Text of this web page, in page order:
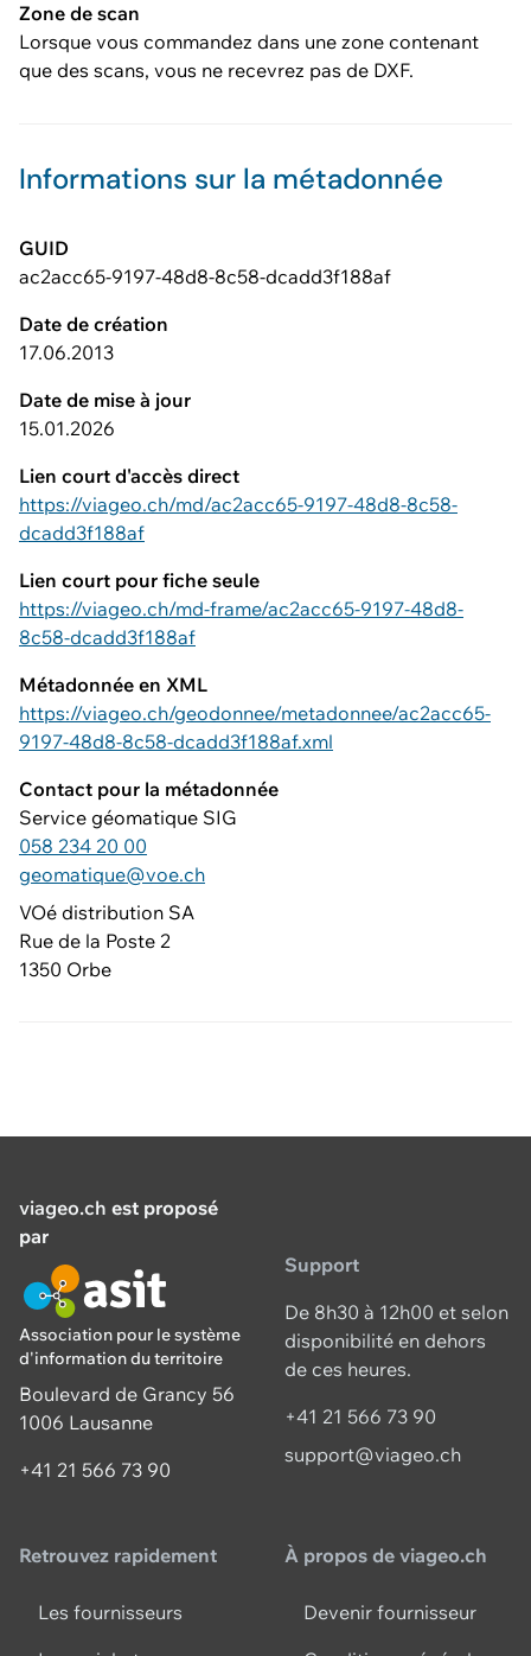
Zone de scan
Lorsque vous commandez dans une zone contenant
que des scans, vous ne recevrez pas de DXF.
Informations sur la métadonnée
GUID
ac2acc65-9197-48d8-8c58-dcadd3f188af
Date de création
17.06.2013
Date de mise à jour
15.01.2026
Lien court d'accès direct
https://viageo.ch/md/ac2acc65-9197-48d8-8c58-
dcadd3f188af
Lien court pour fiche seule
https://viageo.ch/md-frame/ac2acc65-9197-48d8-
8c58-dcadd3f188af
Métadonnée en XML
https://viageo.ch/geodonnee/metadonnee/ac2acc65-
9197-48d8-8c58-dcadd3f188af.xml
Contact pour la métadonnée
Service géomatique SIG
058 234 20 00
geomatique@voe.ch
VOé distribution SA
Rue de la Poste 2
1350 Orbe
viageo.ch est proposé
par
Association pour le système
d'information du territoire
Boulevard de Grancy 56
1006 Lausanne
+41 21 566 73 90
Support
De 8h30 à 12h00 et selon
disponibilité en dehors
de ces heures.
+41 21 566 73 90
support@viageo.ch
Retrouvez rapidement
Les fournisseurs
À propos de viageo.ch
Devenir fournisseur